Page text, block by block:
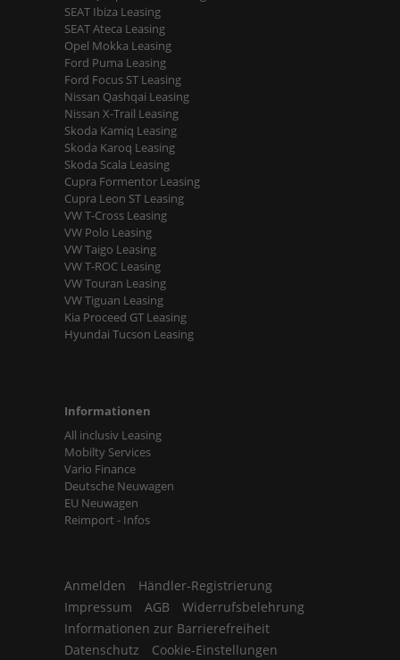
SEAT Ibiza Leasing
SEAT Ateca Leasing
Opel Mokka Leasing
Ford Puma Leasing
Ford Focus ST Leasing
Nissan Qashqai Leasing
Nissan X-Trail Leasing
Skoda Kamiq Leasing
Skoda Karoq Leasing
Skoda Scala Leasing
Cupra Formentor Leasing
Cupra Leon ST Leasing
VW T-Cross Leasing
VW Polo Leasing
VW Taigo Leasing
VW T-ROC Leasing
VW Touran Leasing
VW Tiguan Leasing
Kia Proceed GT Leasing
Hyundai Tucson Leasing
Informationen
All inclusiv Leasing
Mobilty Services
Vario Finance
Deutsche Neuwagen
EU Neuwagen
Reimport - Infos
Anmelden
Händler-Registrierung
Impressum
AGB
Widerrufsbelehrung
Informationen zur Barrierefreiheit
Datenschutz
Cookie-Einstellungen